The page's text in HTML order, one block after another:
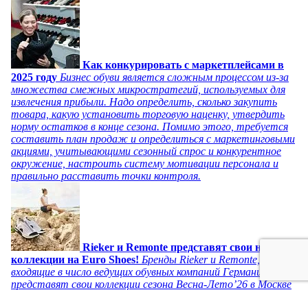
Как конкурировать с маркетплейсами в
2025 году Бизнес обуви является сложным процессом из-за
множества смежных микростратегий, используемых для
извлечения прибыли. Надо определить, сколько закупить
товара, какую установить торговую наценку, утвердить
норму остатков в конце сезона. Помимо этого, требуется
составить план продаж и определиться с маркетинговыми
акциями, учитывающими сезонный спрос и конкурентное
окружение, настроить систему мотивации персонала и
правильно расставить точки контроля.
Rieker и Remonte представят свои новые
коллекции на Euro Shoes! Бренды Rieker и Remonte,
входящие в число ведущих обувных компаний Германии,
представят свои коллекции сезона Весна-Лето’26 в Москве